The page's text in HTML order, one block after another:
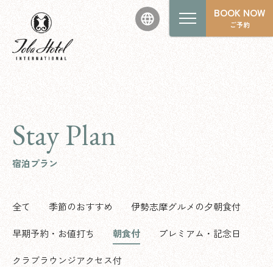
BOOK NOW
ご予約
Stay Plan
宿泊プラン
全て 季節のおすすめ 伊勢志摩グルメの夕朝食付
早期予約・お値打ち 朝食付 プレミアム・記念日
クラブラウンジアクセス付